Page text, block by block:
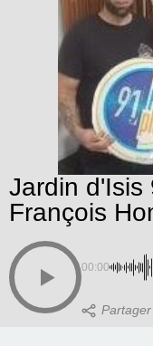
Jardin d'Isis
François
00:00